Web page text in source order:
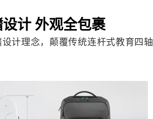
计 外观全包裹
计理念，颠覆传统连杆式教育四轴